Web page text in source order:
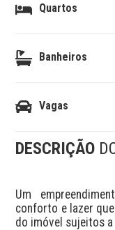
Quartos
Banheiros
Vagas
DESCRIÇÃO
Um
conforto e lazer
do imóvel sujeitos